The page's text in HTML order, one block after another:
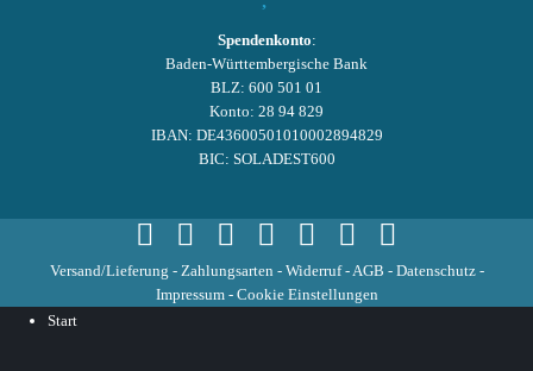
Spendenkonto:
Baden-Württembergische Bank
BLZ: 600 501 01
Konto: 28 94 829
IBAN: DE43600501010002894829
BIC: SOLADEST600
Versand/Lieferung - Zahlungsarten - Widerruf- AGB - Datenschutz-
Impressum- Cookie Einstellungen
Start